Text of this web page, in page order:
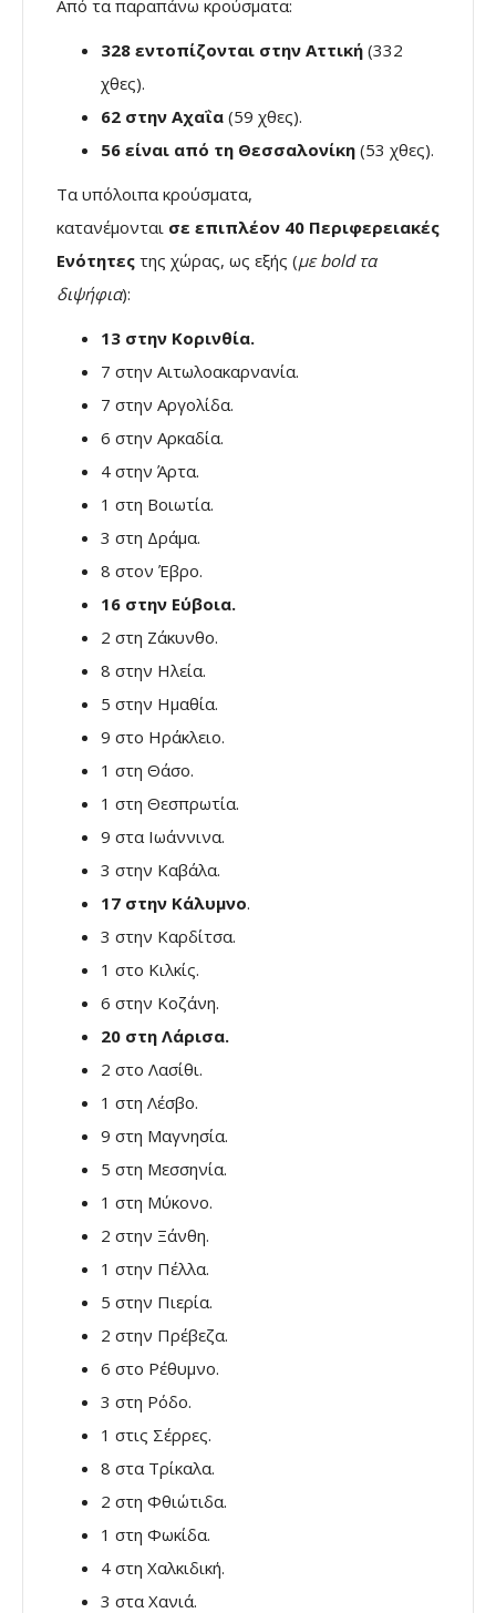
Από τα παραπάνω κρούσματα:
328 εντοπίζονται στην Αττική (332
χθες).
62 στην Αχαΐα (59 χθες).
56 είναι από τη Θεσσαλονίκη (53 χθες).
Τα υπόλοιπα κρούσματα,
κατανέμονται σε επιπλέον 40 Περιφερειακές
Ενότητες της χώρας, ως εξής (με bold τα
διψήφια):
13 στην Κορινθία.
7 στην Αιτωλοακαρνανία.
7 στην Αργολίδα.
6 στην Αρκαδία.
4 στην Άρτα.
1 στη Βοιωτία.
3 στη Δράμα.
8 στον Έβρο.
16 στην Εύβοια.
2 στη Ζάκυνθο.
8 στην Ηλεία.
5 στην Ημαθία.
9 στο Ηράκλειο.
1 στη Θάσο.
1 στη Θεσπρωτία.
9 στα Ιωάννινα.
3 στην Καβάλα.
17 στην Κάλυμνο.
3 στην Καρδίτσα.
1 στο Κιλκίς.
6 στην Κοζάνη.
20 στη Λάρισα.
2 στο Λασίθι.
1 στη Λέσβο.
9 στη Μαγνησία.
5 στη Μεσσηνία.
1 στη Μύκονο.
2 στην Ξάνθη.
1 στην Πέλλα.
5 στην Πιερία.
2 στην Πρέβεζα.
6 στο Ρέθυμνο.
3 στη Ρόδο.
1 στις Σέρρες.
8 στα Τρίκαλα.
2 στη Φθιώτιδα.
1 στη Φωκίδα.
4 στη Χαλκιδική.
3 στα Χανιά.